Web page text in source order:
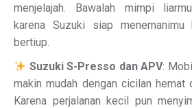
menjelajah. Bawalah mimpi
karena Suzuki siap
bertiup.
Suzuki S-Presso dan APV:
makin mudah dengan cicilan hemat
Karena perjalanan kecil pun